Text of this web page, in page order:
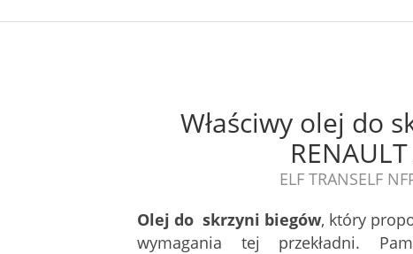
Właściwy olej do
ELF TRANSELF
Olej do skrzyni biegów, który
wymagania tej przekładni.